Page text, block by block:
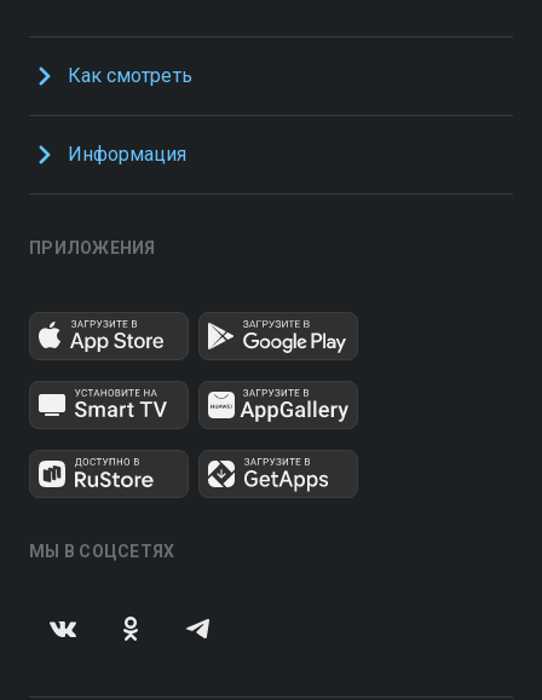
Как смотреть
Информация
ПРИЛОЖЕНИЯ
МЫ В СОЦСЕТЯХ